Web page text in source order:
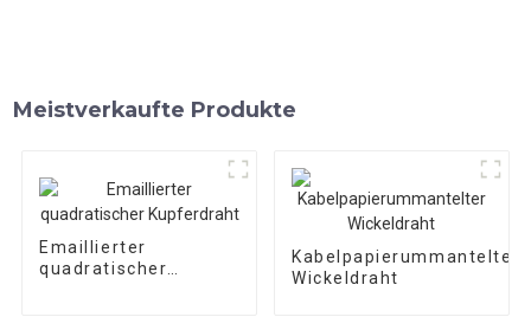
Meistverkaufte Produkte
Emaillierter
quadratischer
Kabelpapierummantelter
Wickeldraht